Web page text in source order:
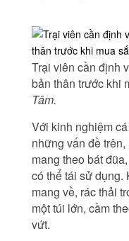
Trại viên cần định
bản thân trước khi
Tâm.
Với kinh nghiệm
những vấn đề
mang theo bát
có thể tái sử dụng.
mang về, rác thải
một túi lớn, cầm
vứt.